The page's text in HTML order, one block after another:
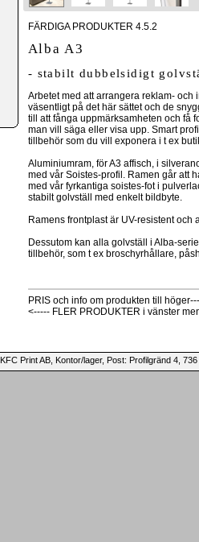
FÄRDIGA PRODUKTER 4.5.2
Alba A3
- stabilt dubbelsidigt
Arbetet med att arrangera reklam- och
väsentligt på det här sättet och de
till att fånga uppmärksamheten och få
man vill säga eller visa upp. Smart
tillbehör som du vill exponera i t ex
Aluminiumram, för A3 affisch, i
med vår Soistes-profil. Ramen går att
med vår fyrkantiga soistes-fot i
stabilt golvställ med enkelt bildbyte.
Ramens frontplast är UV-resistent och
Dessutom kan alla golvställ i Alba-
tillbehör, som t ex broschyrhållare,
PRIS och info om produkten till
<----- FLER PRODUKTER i vänster
KFC Print AB, Kontor/lager, Post: Profilgränd 4,